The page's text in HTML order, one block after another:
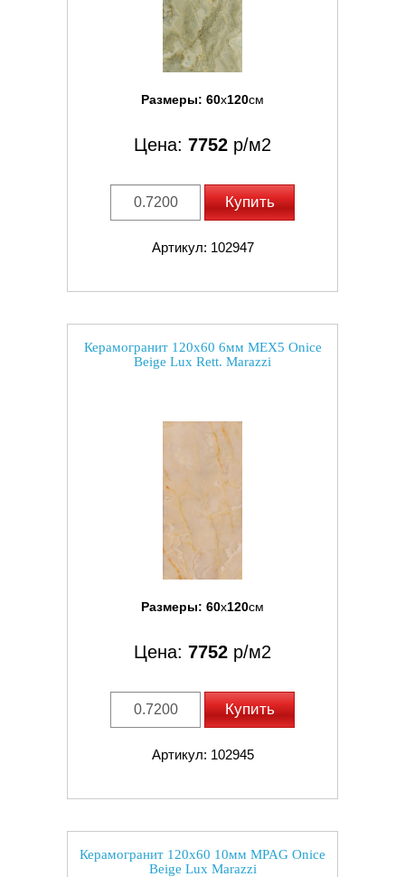
Размеры: 60x120см
Цена: 7752 р/м2
Купить
Артикул: 102947
Керамогранит 120x60 6мм MEX5 Onice
Beige Lux Rett. Marazzi
Размеры: 60x120см
Цена: 7752 р/м2
Купить
Артикул: 102945
Керамогранит 120x60 10мм MPAG Onice
Beige Lux Marazzi